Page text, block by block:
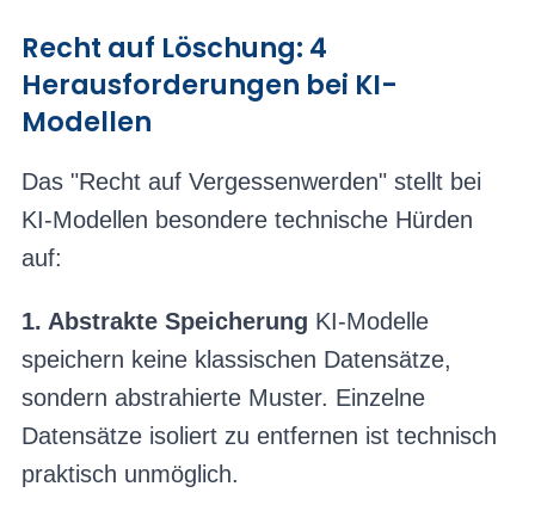
Recht auf Löschung: 4
Herausforderungen bei KI-
Modellen
Das "Recht auf Vergessenwerden" stellt bei
KI-Modellen besondere technische Hürden
auf:
1. Abstrakte Speicherung KI-Modelle
speichern keine klassischen Datensätze,
sondern abstrahierte Muster. Einzelne
Datensätze isoliert zu entfernen ist technisch
praktisch unmöglich.